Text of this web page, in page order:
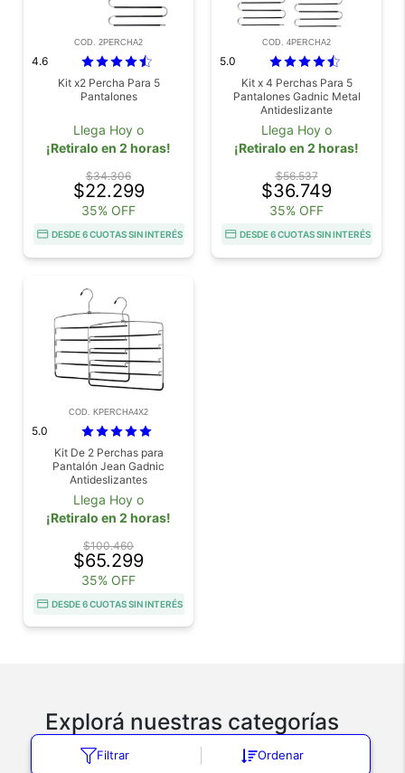
Filtrar Ordenar
COD. 2PERCHA2
4.6
Kit x2 Percha Para 5
Pantalones
Llega Hoy o
¡Retiralo en 2 horas!
$34.306
$22.299
35% OFF
DESDE 6 CUOTAS SIN INTERÉS
COD. 4PERCHA2
5.0
Kit x 4 Perchas Para 5
Pantalones Gadnic Metal
Antideslizante
Llega Hoy o
¡Retiralo en 2 horas!
$56.537
$36.749
35% OFF
DESDE 6 CUOTAS SIN INTERÉS
COD. KPERCHA4X2
5.0
Kit De 2 Perchas para
Pantalón Jean Gadnic
Antideslizantes
Llega Hoy o
¡Retiralo en 2 horas!
$100.460
$65.299
35% OFF
DESDE 6 CUOTAS SIN INTERÉS
Explorá nuestras categorías
Máquinas de Coser Cepillos para Calzado
para Compras
Petacas Licoreras Camas y Catres